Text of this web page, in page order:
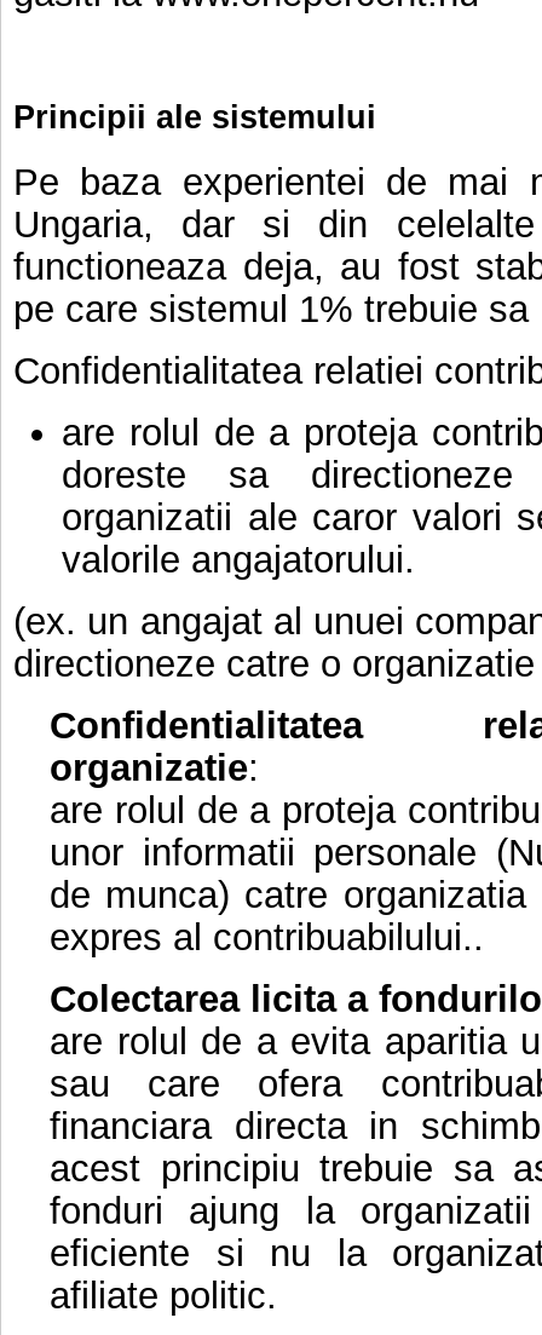
Principii ale sistemului
Pe baza experientei de mai
Ungaria, dar si din
functioneaza deja, au fost
pe care sistemul 1% trebuie sa
Confidentialitatea relatiei
are rolul de a proteja
doreste sa
organizatii ale caror valori
valorile angajatorului.
(ex. un angajat al unuei
directioneze catre o
Confidentialitatea
organizatie:
are rolul de a proteja
unor informatii personale
de munca) catre
expres al contribuabilului..
Colectarea licita a
are rolul de a evita aparitia
sau care ofera
financiara directa in
acest principiu trebuie sa
fonduri ajung la
eficiente si nu la
afiliate politic.